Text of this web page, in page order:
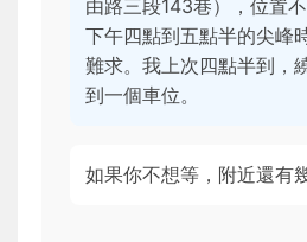
由路三段143巷），位置
下午四點到五點半的尖峰
難求。我上次四點半到，
到一個車位。
如果你不想等，附近還有